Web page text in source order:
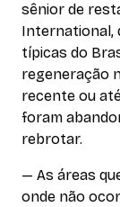
sênior de
International,
típicas do
regeneração
recente ou
foram
rebrotar.
— As áreas
onde não